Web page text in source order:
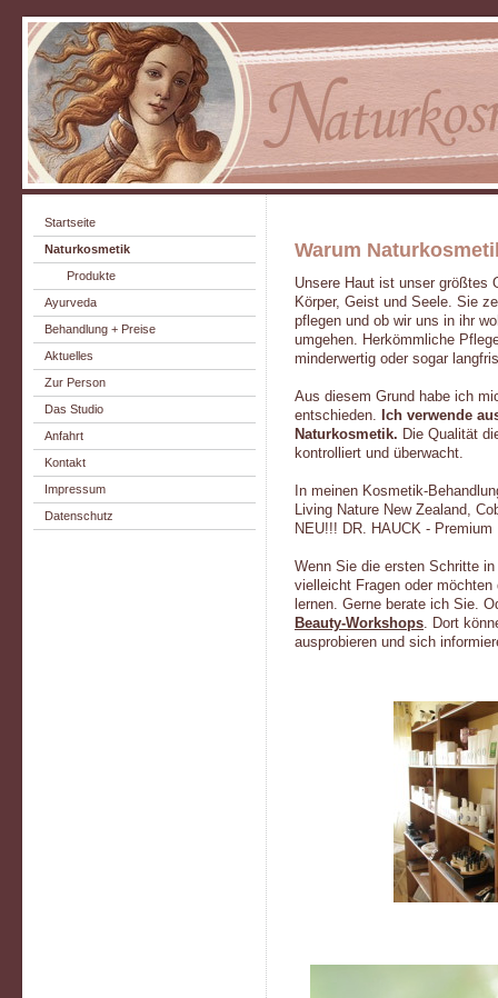
Startseite
Naturkosmetik
Produkte
Ayurveda
Behandlung + Preise
Aktuelles
Zur Person
Das Studio
Anfahrt
Kontakt
Impressum
Datenschutz
Warum
Unsere Haut ist unser größtes
Körper, Geist und Seele. Sie
pflegen und ob wir uns in ihr
umgehen. Herkömmliche
minderwertig oder sogar
Aus diesem Grund habe ich
entschieden.
Ich verwende
Naturkosmetik. Die Qualität
kontrolliert und überwacht.
In meinen Kosmetik-
Living Nature New Zealand,
NEU!!! DR. HAUCK -
Wenn Sie die ersten Schritte
vielleicht Fragen oder
lernen. Gerne berate ich Sie.
Beauty-Workshops. Dort
ausprobieren und sich